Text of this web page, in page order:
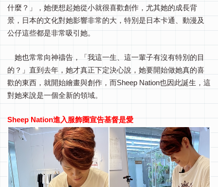
什麼？」，她便想起她從小就很喜歡創作，尤其她的成長背
景，日本的文化對她影響非常的大，特別是日本卡通、動漫及
公仔這些都是非常吸引她。
她也常常向神禱告，「我這一生、這一輩子有沒有特別的目
的？」直到去年，她才真正下定決心說，她要開始做她真的喜
歡的東西，就開始繪畫與創作，而Sheep Nation也因此誕生，這
對她來說是一個全新的領域。
Sheep Nation進入服飾圈宣告基督是愛